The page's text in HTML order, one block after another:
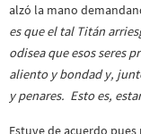
alzó la mano
es que el tal Titán
odisea que esos seres
aliento y bondad y,
y penares. Esto es,
Estuve de acuerdo